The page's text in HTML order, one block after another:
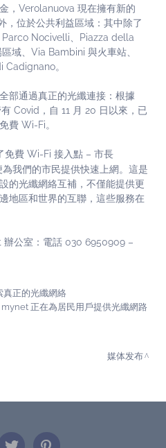
，Verolanuova 現在擁有新的
，位於公共利益區域：其中除了
Parco Nocivelli、Piazza della
域、Via Bambini 與火車站、
Cadignano。
部通過真正的光纖連接：根據
Covid，自 11 月 20 日以來，已
費 Wi-Fi。
免費 Wi-Fi 接入點 – 市長
我們的市民提供快速上網。這是
的光纖網絡互補，不僅能提供更
地區和世界的互聯，這些服務在
辦公室：電話 030 6950909 –
正的光纖網絡
正在為居民用戶提供光纖網路
媒体发布